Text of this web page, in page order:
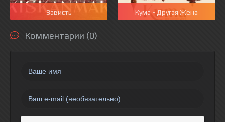
Зависть Кума - Другая Жена
Комментарии (0)